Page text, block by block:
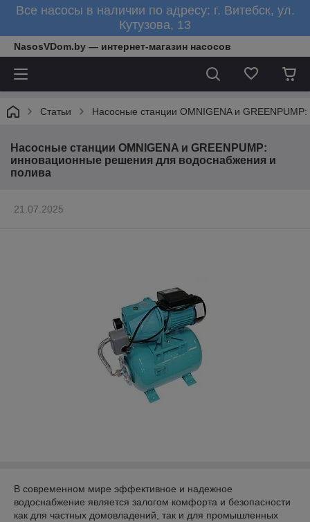
Все насосы в наличии по адресу: г. Витебск, ул.
Кутузова, 13
NasosVDom.by — интернет-магазин насосов
Статьи Насосные станции OMNIGENA и
Насосные станции OMNIGENA и GREENPUMP:
инновационные решения для водоснабжения и
полива
21.07.2025
В современном мире эффективное и надежное
водоснабжение является залогом комфорта и безопасности
как для частных домовладений, так и для промышленных